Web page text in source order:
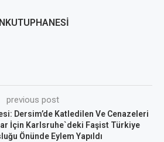
previous post
Dersim’de Katledilen Ve Cenazeleri
İçin Karlsruhe`deki Faşist Türkiye
Önünde Eylem Yapıldı